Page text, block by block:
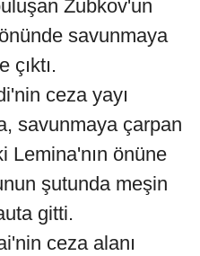
Zubkov'un
savunmaya
çıktı.
ceza yayı
savunmaya çarpan
Lemina'nın önüne
şutunda meşin
gitti.
ceza alanı